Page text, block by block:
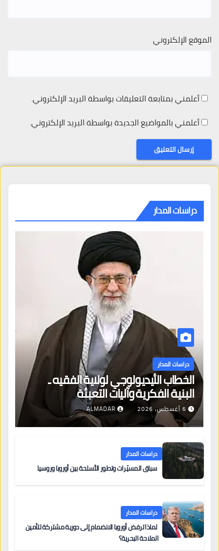
الموقع الإلكتروني
أعلمني بمتابعة التعليقات بواسطة البريد الإلكتروني.
أعلمني بالمواضيع الجديدة بواسطة البريد الإلكتروني.
دراسات المدار
دراسات المدار
الخطاب الأيديولوجي لولاية الفقيه ـ
البنية الفكرية وآليات التعبئة
6 أغسطس، 2026 ALMADAR
دراسات المدار
سباق المسيّرات وتطور الأسلحة بين أوروبا وروسيا
دراسات المدار
لماذا ترفض أوروبا الانضمام إلى دورية مشتركة لتأمين
الملاحة البحرية؟